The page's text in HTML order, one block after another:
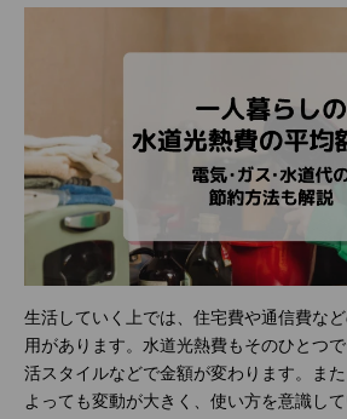
生活していく上では、住宅費や通信費な
用があります。水道光熱費もそのひとつ
活スタイルなどで金額が変わります。ま
よっても変動が大きく、使い方を意識し